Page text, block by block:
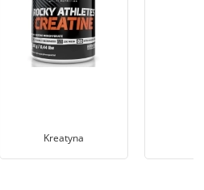
Kreatyna